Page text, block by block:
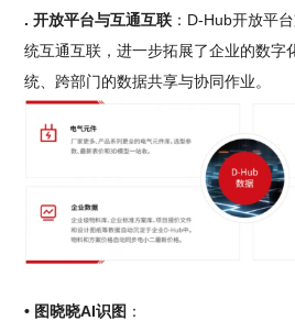
. 开放平台与互通互联 ：D-Hub开放平
统互通互联，进一步拓展了企业的数字
统、跨部门的数据共享与协同作业。
• 图晓晓AI识图 ：